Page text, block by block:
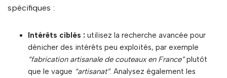
spécifiques :
Intérêts ciblés : utilisez la recherche avancée pour
dénicher des intérêts peu exploités, par exemple
“fabrication artisanale de couteaux en France”plutôt
que le vague “artisanat”. Analysez également les